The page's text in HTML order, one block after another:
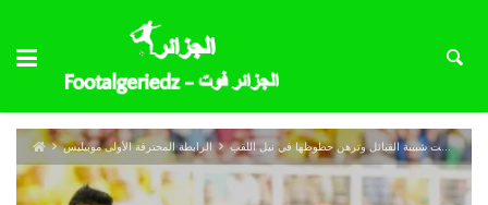
الرابطة المحترفة الأولى موبيليس الساورة تباغت شبيبة القبائل وترهن حظوظها في نيل اللقب